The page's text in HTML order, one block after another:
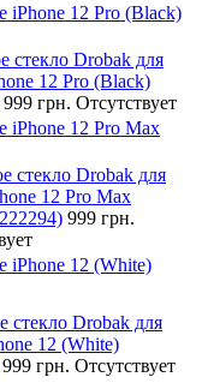
iPhone 12 Pro (Black)
стекло Drobak для
12 Pro (Black)
999 грн. Отсутствует
iPhone 12 Pro Max
стекло Drobak для
12 Pro Max
999 грн.
iPhone 12 (White)
стекло Drobak для
12 (White)
999 грн. Отсутствует